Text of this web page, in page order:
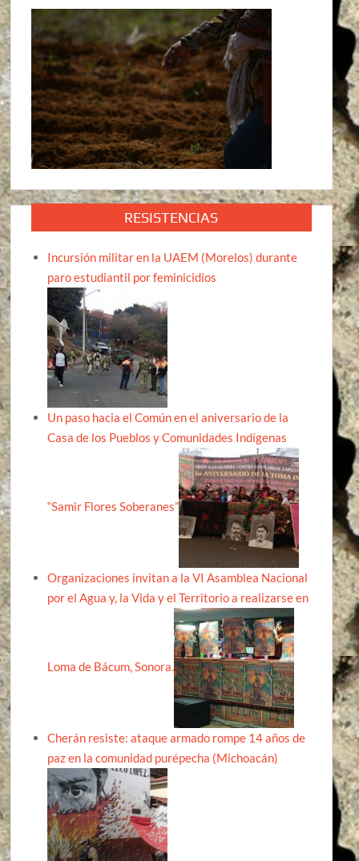
RESISTENCIAS
Incursión militar en la UAEM (Morelos) durante
paro estudiantil por feminicidios
Un paso hacia el Común en el aniversario de la
Casa de los Pueblos y Comunidades Indígenas
“Samir Flores Soberanes”
Organizaciones invitan a la VI Asamblea Nacional
por el Agua y, la Vida y el Territorio a realizarse en
Loma de Bácum, Sonora.
Cherán resiste: ataque armado rompe 14 años de
paz en la comunidad purépecha (Michoacán)